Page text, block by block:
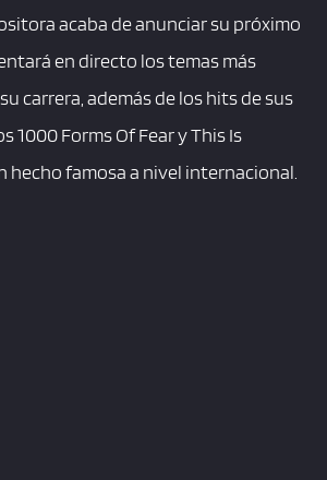
acaba de anunciar su próximo
en directo los temas más
carrera, además de los hits de sus
1000 Forms Of Fear y This Is
hecho famosa a nivel internacional.